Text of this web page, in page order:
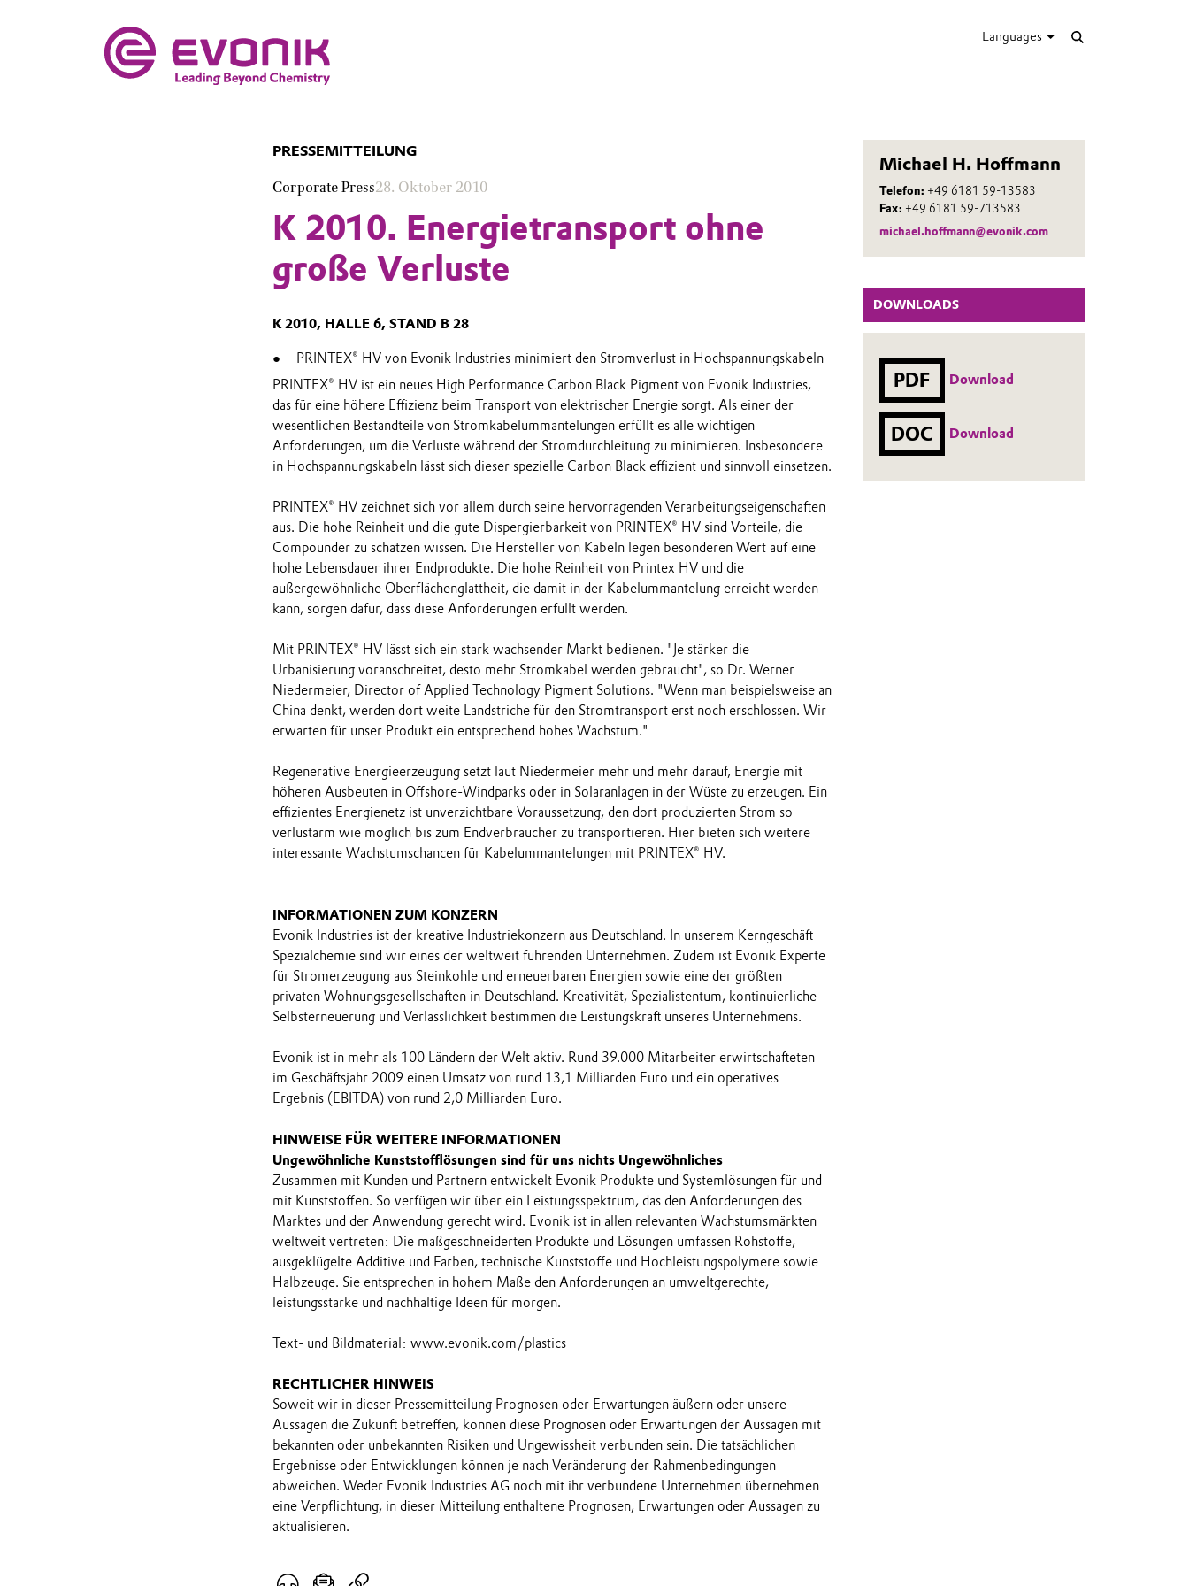
Languages
Michael H. Hoffmann
Telefon: +49 6181 59-13583
Fax: +49 6181 59-713583
michael.hoffmann@evonik.com
DOWNLOADS
PDF Download
DOC Download
PRESSEMITTEILUNG
Corporate Press28. Oktober 2010
K 2010. Energietransport ohne
große Verluste
K 2010, HALLE 6, STAND B 28
PRINTEX® HV von Evonik Industries minimiert den Stromverlust in Hochspannungskabeln
PRINTEX® HV ist ein neues High Performance Carbon Black Pigment von Evonik Industries,
das für eine höhere Effizienz beim Transport von elektrischer Energie sorgt. Als einer der
wesentlichen Bestandteile von Stromkabelummantelungen erfüllt es alle wichtigen
Anforderungen, um die Verluste während der Stromdurchleitung zu minimieren. Insbesondere
in Hochspannungskabeln lässt sich dieser spezielle Carbon Black effizient und sinnvoll einsetzen.
PRINTEX® HV zeichnet sich vor allem durch seine hervorragenden Verarbeitungseigenschaften
aus. Die hohe Reinheit und die gute Dispergierbarkeit von PRINTEX® HV sind Vorteile, die
Compounder zu schätzen wissen. Die Hersteller von Kabeln legen besonderen Wert auf eine
hohe Lebensdauer ihrer Endprodukte. Die hohe Reinheit von Printex HV und die
außergewöhnliche Oberflächenglattheit, die damit in der Kabelummantelung erreicht werden
kann, sorgen dafür, dass diese Anforderungen erfüllt werden.
Mit PRINTEX® HV lässt sich ein stark wachsender Markt bedienen. "Je stärker die
Urbanisierung voranschreitet, desto mehr Stromkabel werden gebraucht", so Dr. Werner
Niedermeier, Director of Applied Technology Pigment Solutions. "Wenn man beispielsweise an
China denkt, werden dort weite Landstriche für den Stromtransport erst noch erschlossen. Wir
erwarten für unser Produkt ein entsprechend hohes Wachstum."
Regenerative Energieerzeugung setzt laut Niedermeier mehr und mehr darauf, Energie mit
höheren Ausbeuten in Offshore-Windparks oder in Solaranlagen in der Wüste zu erzeugen. Ein
effizientes Energienetz ist unverzichtbare Voraussetzung, den dort produzierten Strom so
verlustarm wie möglich bis zum Endverbraucher zu transportieren. Hier bieten sich weitere
interessante Wachstumschancen für Kabelummantelungen mit PRINTEX® HV.
INFORMATIONEN ZUM KONZERN
Evonik Industries ist der kreative Industriekonzern aus Deutschland. In unserem Kerngeschäft
Spezialchemie sind wir eines der weltweit führenden Unternehmen. Zudem ist Evonik Experte
für Stromerzeugung aus Steinkohle und erneuerbaren Energien sowie eine der größten
privaten Wohnungsgesellschaften in Deutschland. Kreativität, Spezialistentum, kontinuierliche
Selbsterneuerung und Verlässlichkeit bestimmen die Leistungskraft unseres Unternehmens.
Evonik ist in mehr als 100 Ländern der Welt aktiv. Rund 39.000 Mitarbeiter erwirtschafteten
im Geschäftsjahr 2009 einen Umsatz von rund 13,1 Milliarden Euro und ein operatives
Ergebnis (EBITDA) von rund 2,0 Milliarden Euro.
HINWEISE FÜR WEITERE INFORMATIONEN
Ungewöhnliche Kunststofflösungen sind für uns nichts Ungewöhnliches
Zusammen mit Kunden und Partnern entwickelt Evonik Produkte und Systemlösungen für und
mit Kunststoffen. So verfügen wir über ein Leistungsspektrum, das den Anforderungen des
Marktes und der Anwendung gerecht wird. Evonik ist in allen relevanten Wachstumsmärkten
weltweit vertreten: Die maßgeschneiderten Produkte und Lösungen umfassen Rohstoffe,
ausgeklügelte Additive und Farben, technische Kunststoffe und Hochleistungspolymere sowie
Halbzeuge. Sie entsprechen in hohem Maße den Anforderungen an umweltgerechte,
leistungsstarke und nachhaltige Ideen für morgen.
Text- und Bildmaterial: www.evonik.com/plastics
RECHTLICHER HINWEIS
Soweit wir in dieser Pressemitteilung Prognosen oder Erwartungen äußern oder unsere
Aussagen die Zukunft betreffen, können diese Prognosen oder Erwartungen der Aussagen mit
bekannten oder unbekannten Risiken und Ungewissheit verbunden sein. Die tatsächlichen
Ergebnisse oder Entwicklungen können je nach Veränderung der Rahmenbedingungen
abweichen. Weder Evonik Industries AG noch mit ihr verbundene Unternehmen übernehmen
eine Verpflichtung, in dieser Mitteilung enthaltene Prognosen, Erwartungen oder Aussagen zu
aktualisieren.